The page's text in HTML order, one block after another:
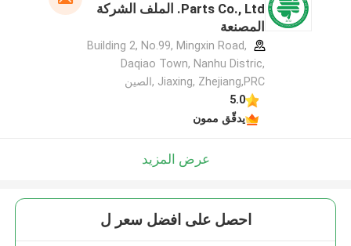
Parts Co., Ltd. الملف الشركة
المصنعة
Building 2, No.99, Mingxin Road,
Daqiao Town, Nanhu Distric,
Jiaxing, Zhejiang,PRC ,الصين
5.0
يدقّق ممون
عرض المزيد
احصل على افضل سعر ل